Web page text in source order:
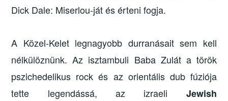
Dick Dale: Miserlou-ját és érteni fogja.
A Közel-Kelet legnagyobb durranásait sem kell
nélkülöznünk. Az isztambuli Baba Zulát a török
pszichedelikus rock és az orientális dub fúziója
tette legendássá, az izraeli Jewish